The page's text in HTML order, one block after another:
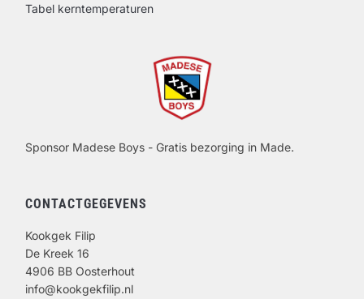
Tabel kerntemperaturen
Sponsor Madese Boys - Gratis bezorging in Made.
CONTACTGEGEVENS
Kookgek Filip
De Kreek 16
4906 BB Oosterhout
info@kookgekfilip.nl